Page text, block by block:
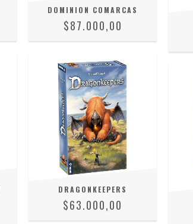
DOMINION COMARCAS
$87.000,00
DRAGONKEEPERS
$63.000,00